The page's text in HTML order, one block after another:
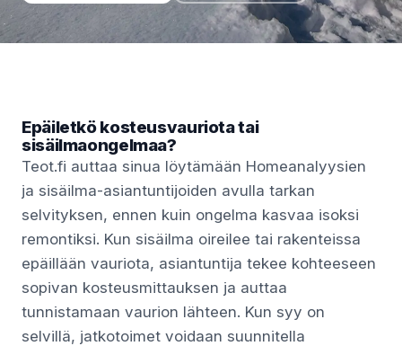
Epäiletkö kosteusvauriota tai
sisäilmaongelmaa?
Teot.fi auttaa sinua löytämään Homeanalyysien
ja sisäilma-asiantuntijoiden avulla tarkan
selvityksen, ennen kuin ongelma kasvaa isoksi
remontiksi. Kun sisäilma oireilee tai rakenteissa
epäillään vauriota, asiantuntija tekee kohteeseen
sopivan kosteusmittauksen ja auttaa
tunnistamaan vaurion lähteen. Kun syy on
selvillä, jatkotoimet voidaan suunnitella